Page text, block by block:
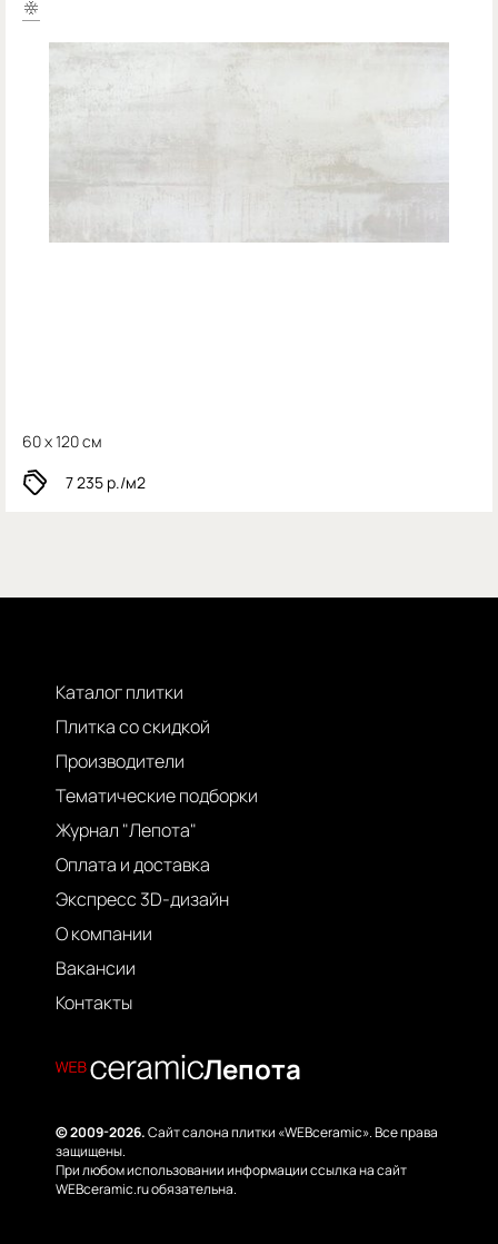
60 x 120 см
7 235 р./м2
Каталог плитки
Плитка со скидкой
Производители
Тематические подборки
Журнал "Лепота"
Оплата и доставка
Экспресс 3D-дизайн
О компании
Вакансии
Контакты
© 2009-2026.Сайт салона плитки «WEBceramic». Все права
защищены.
При любом использовании информации ссылка на сайт
WEBceramic.ru обязательна.
Лепота